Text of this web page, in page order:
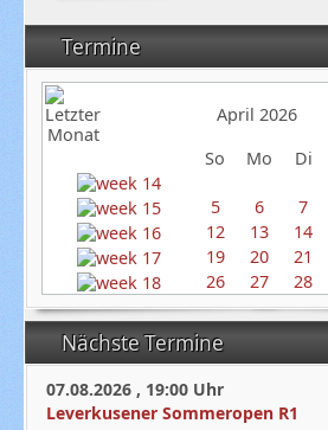
Termine
April 2026
So
Mo Di
5
6 7
12
13 14
19
20 21
26
27 28
Nächste Termine
07.08.2026 , 19:00 Uhr
Leverkusener Sommeropen R1